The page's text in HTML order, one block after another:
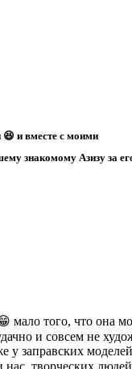
😆 и вместе с моими
знакомому Азизу за
мало того, что она
и совсем не
у заправских
творческих